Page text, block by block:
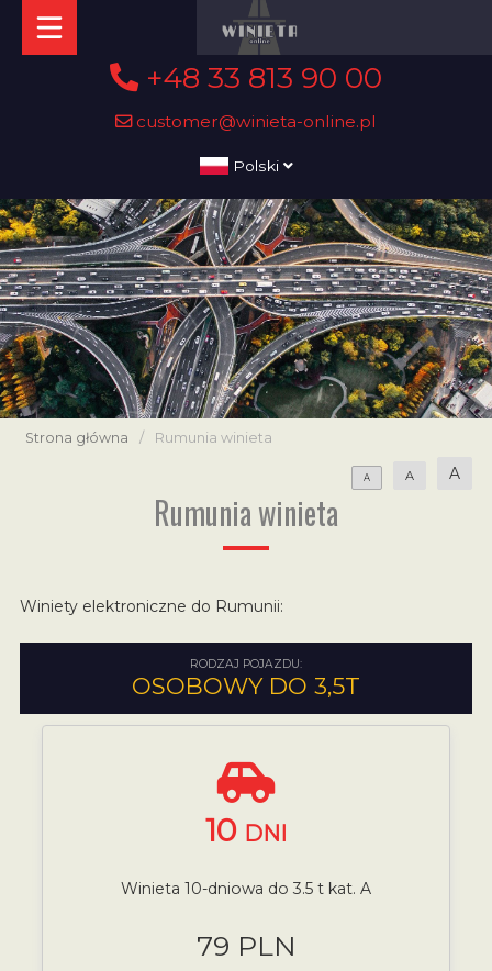
+48 33 813 90 00
customer@winieta-online.pl
Polski
Strona główna / Rumunia winieta
A A A
Rumunia winieta
Winiety elektroniczne do Rumunii:
RODZAJ POJAZDU:
OSOBOWY DO 3,5T
10 DNI
Winieta 10-dniowa do 3.5 t kat. A
79 PLN